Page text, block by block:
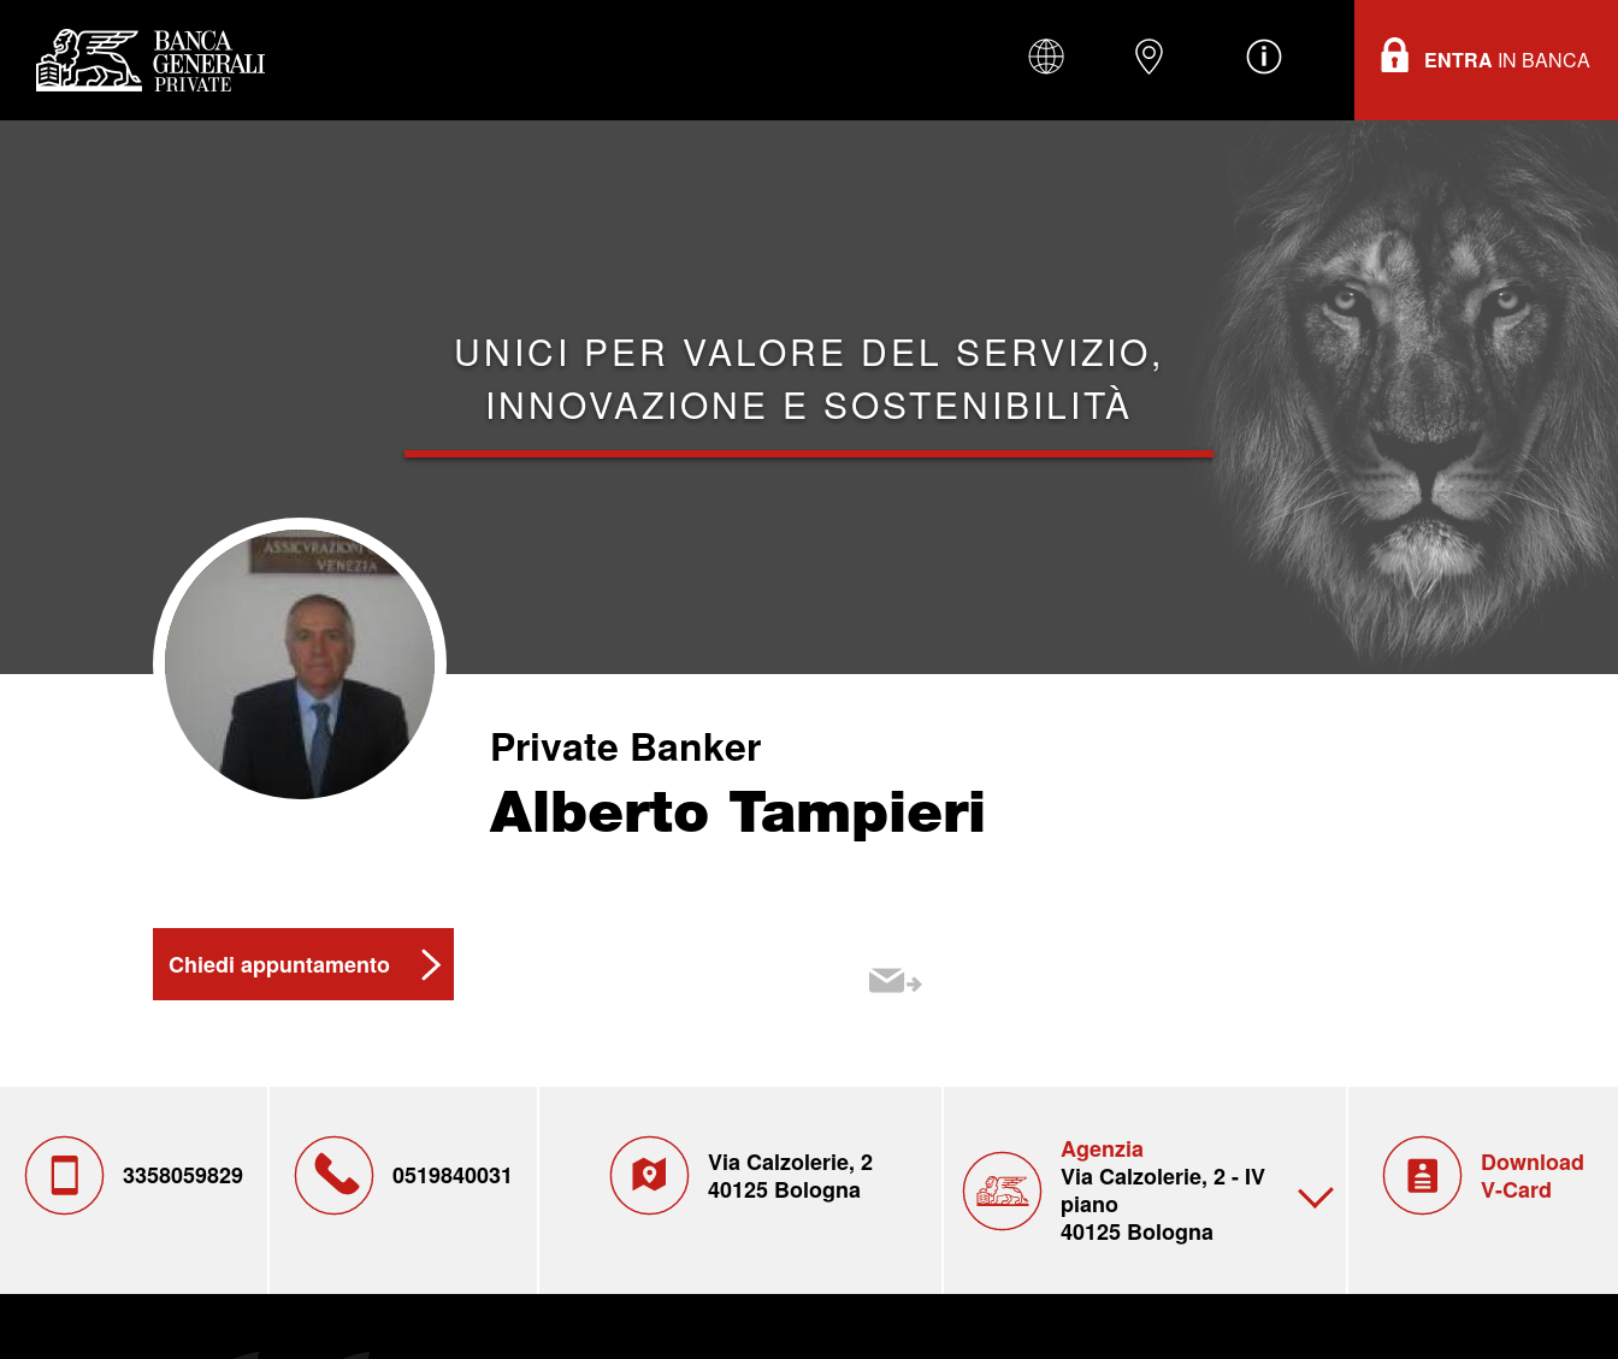
ENTRA IN BANCA
UNICI PER VALORE DEL SERVIZIO,
INNOVAZIONE E SOSTENIBILITÀ
Private Banker
Alberto Tampieri
Chiedi appuntamento
3358059829 0519840031
Via Calzolerie, 2
40125 Bologna
Agenzia
Via Calzolerie, 2 - IV
piano
40125 Bologna
Download
V-Card